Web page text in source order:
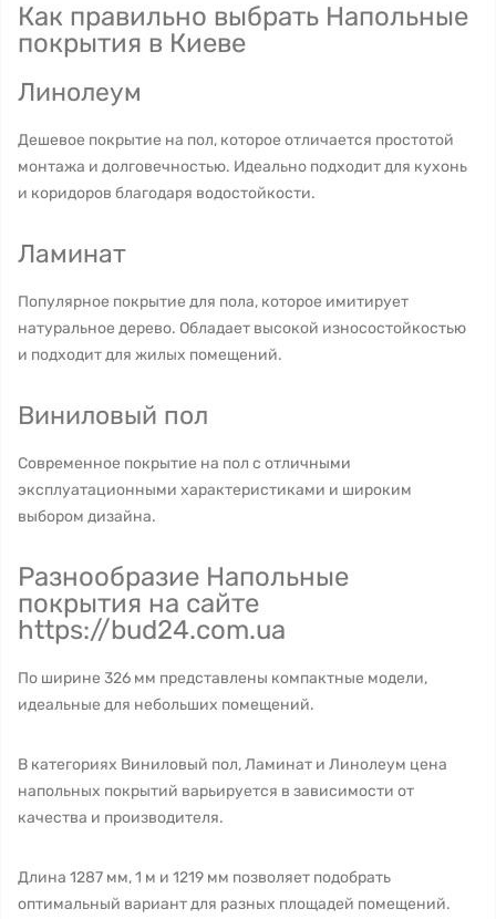
Как правильно выбрать Напольные
покрытия в Киеве
Линолеум
Дешевое покрытие на пол, которое отличается простотой
монтажа и долговечностью. Идеально подходит для кухонь
и коридоров благодаря водостойкости.
Ламинат
Популярное покрытие для пола, которое имитирует
натуральное дерево. Обладает высокой износостойкостью
и подходит для жилых помещений.
Виниловый пол
Современное покрытие на пол с отличными
эксплуатационными характеристиками и широким
выбором дизайна.
Разнообразие Напольные
покрытия на сайте
https://bud24.com.ua
По ширине 326 мм представлены компактные модели,
идеальные для небольших помещений.
В категориях Виниловый пол, Ламинат и Линолеум цена
напольных покрытий варьируется в зависимости от
качества и производителя.
Длина 1287 мм, 1 м и 1219 мм позволяет подобрать
оптимальный вариант для разных площадей помещений.